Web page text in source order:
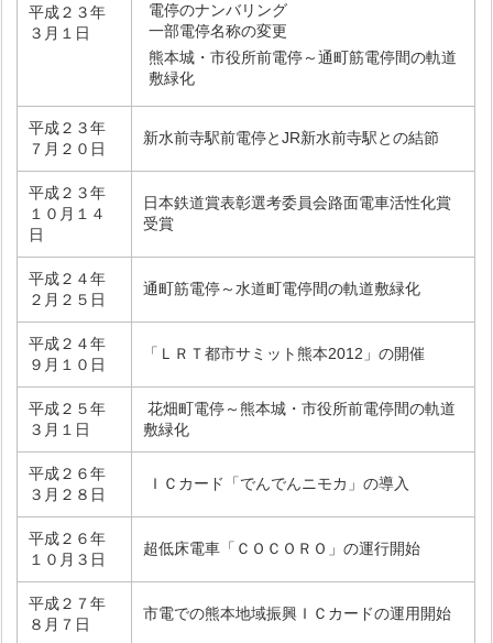
平成２３年
３月１日
電停のナンバリング
一部電停名称の変更
熊本城・市役所前電停～通町筋電停間の軌道
敷緑化
平成２３年
７月２０日
新水前寺駅前電停とJR新水前寺駅との結節
平成２３年
１０月１４
日
日本鉄道賞表彰選考委員会路面電車活性化賞
受賞
平成２４年
２月２５日
通町筋電停～水道町電停間の軌道敷緑化
平成２４年
９月１０日
「ＬＲＴ都市サミット熊本2012」の開催
平成２５年
３月１日
花畑町電停～熊本城・市役所前電停間の軌道
敷緑化
平成２６年
３月２８日
ＩＣカード「でんでんニモカ」の導入
平成２６年
１０月３日
超低床電車「ＣＯＣＯＲＯ」の運行開始
平成２７年
８月７日
市電での熊本地域振興ＩＣカードの運用開始